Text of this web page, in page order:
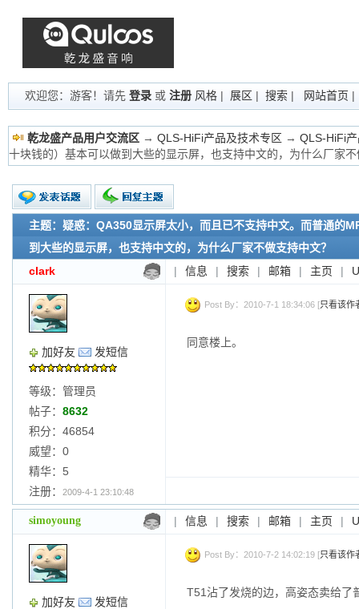
欢迎您：游客！请先 登录 或 注册 风格 | 展区 | 搜索 | 网站首页
乾龙盛产品用户交流区 → QLS-HiFi产品及技术专区 → QLS-HiFi
十块钱的）基本可以做到大些的显示屏，也支持中文的，为什么厂家
新的主题
投票帖
交易帖
小字报
主题：疑惑：QA350显示屏太小，而且已不支持中文。而普通的
到大些的显示屏，也支持中文的，为什么厂家不做支持中文？
clark
| 信息 | 搜索 | 邮箱 | 主页 |
加好友 发短信
等级：管理员
帖子： 8632
积分：46854
威望：0
精华：5
注册：
2009-4-1 23:10:48
Post By：2010-7-1 18:34:06 [只看该作
同意楼上。
simoyoung | 信息 | 搜索 | 邮箱 | 主页 |
加好友 发短信
Post By：2010-7-2 14:02:19 [只看该作
T51沾了发烧的边，高姿态卖给了